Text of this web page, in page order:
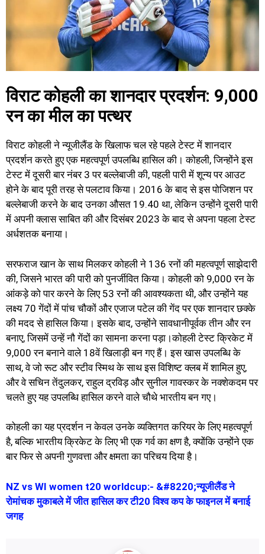
विराट कोहली का शानदार प्रदर्शन: 9,000
रन का मील का पत्थर
विराट कोहली ने न्यूजीलैंड के खिलाफ चल रहे पहले टेस्ट में शानदार
प्रदर्शन करते हुए एक महत्वपूर्ण उपलब्धि हासिल की। कोहली, जिन्होंने इस
टेस्ट में दूसरी बार नंबर 3 पर बल्लेबाजी की, पहली पारी में शून्य पर आउट
होने के बाद पूरी तरह से पलटाव किया। 2016 के बाद से इस पोजिशन पर
बल्लेबाजी करने के बाद उनका औसत 19.40 था, लेकिन उन्होंने दूसरी पारी
में अपनी क्लास साबित की और दिसंबर 2023 के बाद से अपना पहला टेस्ट
अर्धशतक बनाया।
सरफराज खान के साथ मिलकर कोहली ने 136 रनों की महत्वपूर्ण साझेदारी
की, जिसने भारत की पारी को पुनर्जीवित किया। कोहली को 9,000 रन के
आंकड़े को पार करने के लिए 53 रनों की आवश्यकता थी, और उन्होंने यह
लक्ष्य 70 गेंदों में पांच चौकों और एजाज पटेल की गेंद पर एक शानदार छक्के
की मदद से हासिल किया। इसके बाद, उन्होंने सावधानीपूर्वक तीन और रन
बनाए, जिसमें उन्हें नौ गेंदों का सामना करना पड़ा।कोहली टेस्ट क्रिकेट में
9,000 रन बनाने वाले 18वें खिलाड़ी बन गए हैं। इस खास उपलब्धि के
साथ, वे जो रूट और स्टीव स्मिथ के साथ इस विशिष्ट क्लब में शामिल हुए,
और वे सचिन तेंदुलकर, राहुल द्रविड़ और सुनील गावस्कर के नक्शेकदम पर
चलते हुए यह उपलब्धि हासिल करने वाले चौथे भारतीय बन गए।
कोहली का यह प्रदर्शन न केवल उनके व्यक्तिगत करियर के लिए महत्वपूर्ण
है, बल्कि भारतीय क्रिकेट के लिए भी एक गर्व का क्षण है, क्योंकि उन्होंने एक
बार फिर से अपनी गुणवत्ता और क्षमता का परिचय दिया है।
NZ vs WI women t20 worldcup:- &#8220;न्यूजीलैंड ने
रोमांचक मुकाबले में जीत हासिल कर टी20 विश्व कप के फाइनल में बनाई
जगह